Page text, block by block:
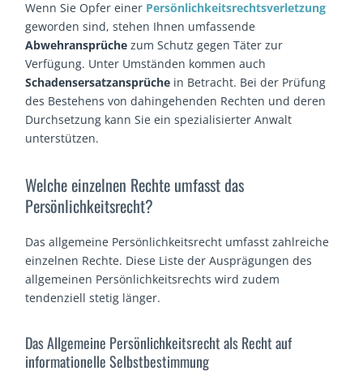
Wenn Sie Opfer einer Persönlichkeitsrechtsverletzung
geworden sind, stehen Ihnen umfassende
Abwehransprüche zum Schutz gegen Täter zur
Verfügung. Unter Umständen kommen auch
Schadensersatzansprüche in Betracht. Bei der Prüfung
des Bestehens von dahingehenden Rechten und deren
Durchsetzung kann Sie ein spezialisierter Anwalt
unterstützen.
Welche einzelnen Rechte umfasst das
Persönlichkeitsrecht?
Das allgemeine Persönlichkeitsrecht umfasst zahlreiche
einzelnen Rechte. Diese Liste der Ausprägungen des
allgemeinen Persönlichkeitsrechts wird zudem
tendenziell stetig länger.
Das Allgemeine Persönlichkeitsrecht als Recht auf
informationelle Selbstbestimmung